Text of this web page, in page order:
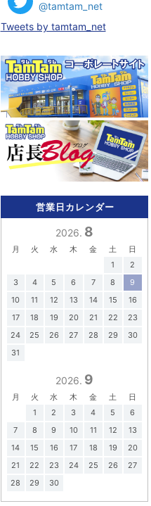
@tamtam_net
Tweets by tamtam_net
営業日カレンダー
2026. 8
月 火 水 木 金 土
日
1
2
3
4 5 6 7 8
9
10
11 12 13 14 15
16
17
18 19 20 21 22
23
24
25 26 27 28 29
30
31
2026. 9
月 火 水 木 金 土
日
1
2 3 4 5
6
7
8 9 10 11 12
13
14
15 16 17 18 19
20
21
22 23 24 25 26
27
28
29 30